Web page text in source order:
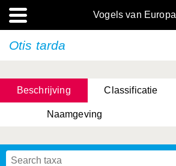
Vogels van Europa
Otis tarda
Beschrijving Classificatie
Naamgeving